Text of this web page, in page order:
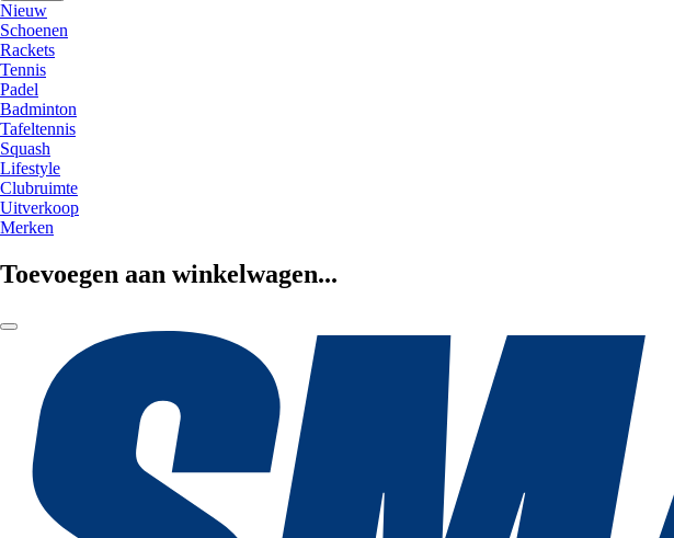
Nieuw
Schoenen
Rackets
Tennis
Padel
Badminton
Tafeltennis
Squash
Lifestyle
Clubruimte
Uitverkoop
Merken
Toevoegen aan winkelwagen...